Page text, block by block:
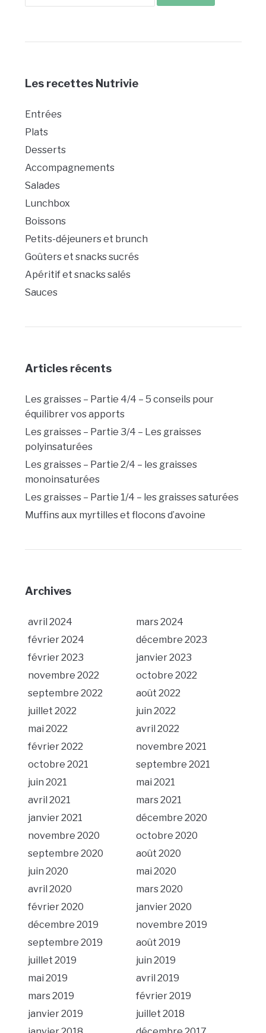
for:
Les recettes Nutrivie
Entrées
Plats
Desserts
Accompagnements
Salades
Lunchbox
Boissons
Petits-déjeuners et brunch
Goûters et snacks sucrés
Apéritif et snacks salés
Sauces
Articles récents
Les graisses – Partie 4/4 – 5 conseils pour
équilibrer vos apports
Les graisses – Partie 3/4 – Les graisses
polyinsaturées
Les graisses – Partie 2/4 – les graisses
monoinsaturées
Les graisses – Partie 1/4 – les graisses saturées
Muffins aux myrtilles et flocons d’avoine
Archives
avril 2024
mars 2024
février 2024
décembre 2023
février 2023
janvier 2023
novembre 2022
octobre 2022
septembre 2022
août 2022
juillet 2022
juin 2022
mai 2022
avril 2022
février 2022
novembre 2021
octobre 2021
septembre 2021
juin 2021
mai 2021
avril 2021
mars 2021
janvier 2021
décembre 2020
novembre 2020
octobre 2020
septembre 2020
août 2020
juin 2020
mai 2020
avril 2020
mars 2020
février 2020
janvier 2020
décembre 2019
novembre 2019
septembre 2019
août 2019
juillet 2019
juin 2019
mai 2019
avril 2019
mars 2019
février 2019
janvier 2019
juillet 2018